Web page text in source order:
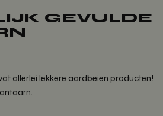
GEVULDE
allerlei lekkere aardbeien producten!